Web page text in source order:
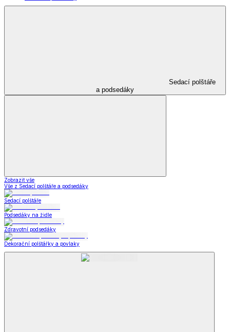
Sedací polštáře
a podsedáky
Zobrazit vše
Vše z Sedací polštáře a podsedáky
Sedací polštáře
Podsedáky na židle
Zdravotní podsedáky
Dekorační polštářky a povlaky